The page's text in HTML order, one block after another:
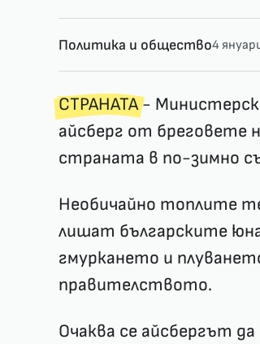
Политика и общество4
СТРАНАТА-
айсберг от бреговете
страната в по-зимно
Необичайно топлите
лишат българските
гмуркането и
правителството.
Очаква се айсбергът да